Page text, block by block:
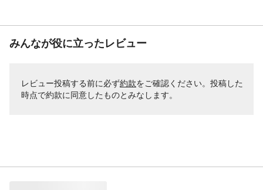
みんなが役に立ったレビュー
レビュー投稿する前に必ず約款をご確認ください。投稿した
時点で約款に同意したものとみなします。